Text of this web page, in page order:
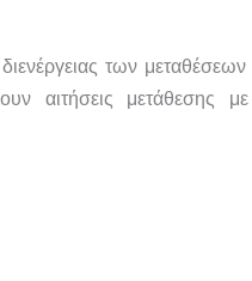
των
αιτήσεις μετάθεσης